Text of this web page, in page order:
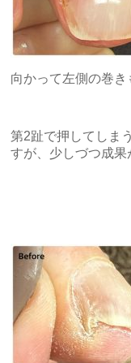
向かって左側の巻き
第2趾で押してしま
すが、少しづつ成果